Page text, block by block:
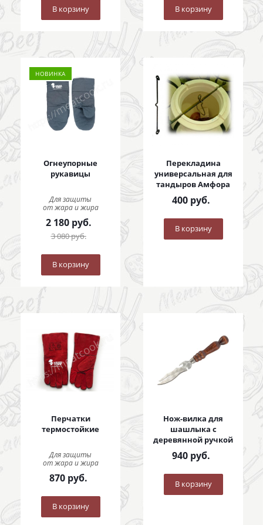
В корзину В корзину
НОВИНКА
Огнеупорные
рукавицы
Для защиты
от жара и жира
2 180руб.
3 080руб.
В корзину
Перекладина
универсальная для
тандыров Амфора
400 руб.
В корзину
Перчатки
термостойкие
Для защиты
от жара и жира
870 руб.
В корзину
Нож-вилка для
шашлыка с
деревянной ручкой
940 руб.
В корзину